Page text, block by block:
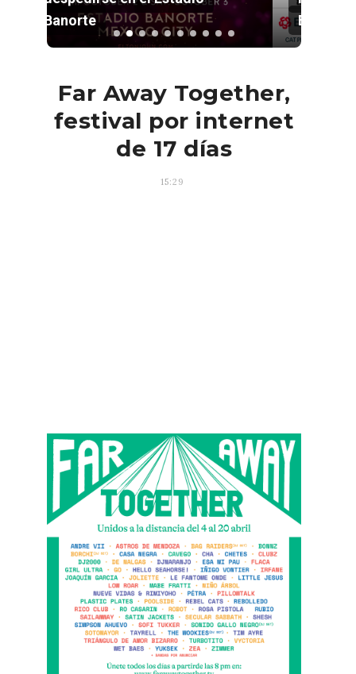
Estadio GNP
Far Away Together,
festival por internet
de 17 días
15:29